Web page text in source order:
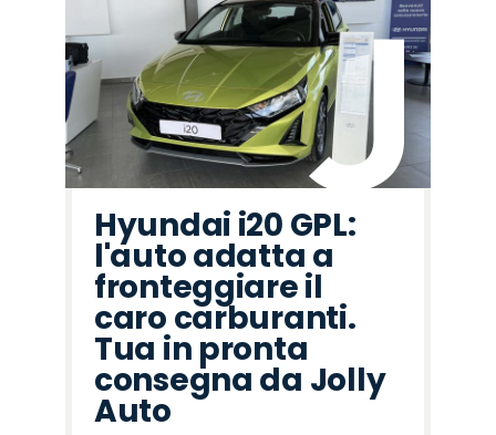
Hyundai i20 GPL:
l'auto adatta a
fronteggiare il
caro carburanti.
Tua in pronta
consegna da Jolly
Auto